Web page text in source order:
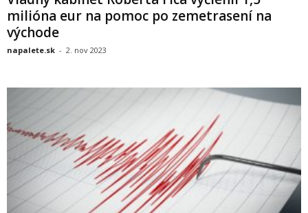
milióna eur na pomoc po zemetrasení na
východe
napalete.sk - 2. nov 2023